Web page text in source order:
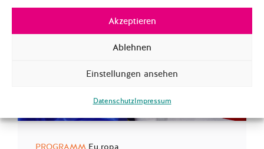
Akzeptieren
Ablehnen
Einstellungen ansehen
DatenschutzImpressum